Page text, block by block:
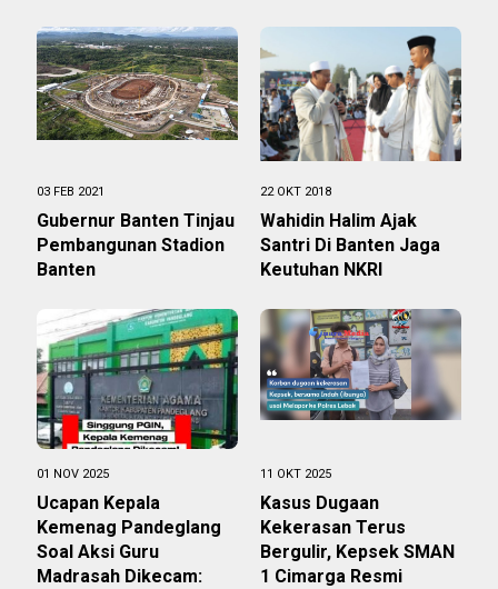
03 FEB 2021
Gubernur Banten Tinjau
Pembangunan Stadion
Banten
22 OKT 2018
Wahidin Halim Ajak
Santri Di Banten Jaga
Keutuhan NKRI
01 NOV 2025
Ucapan Kepala
Kemenag Pandeglang
Soal Aksi Guru
Madrasah Dikecam:
11 OKT 2025
Kasus Dugaan
Kekerasan Terus
Bergulir, Kepsek SMAN
1 Cimarga Resmi